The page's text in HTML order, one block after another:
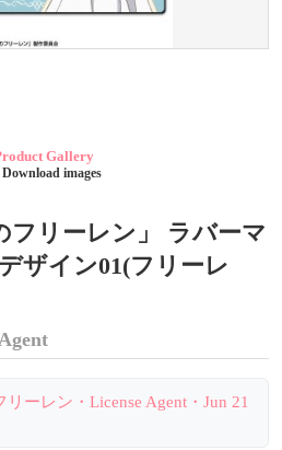
Gallery
Download images
フリーレン」 ラバーマ
ザイン01(フリーレ
リーレン・License Agent・Jun 21